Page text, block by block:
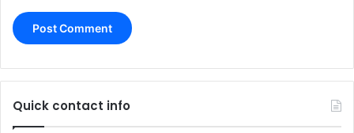
Quick contact info